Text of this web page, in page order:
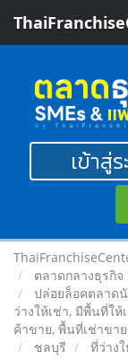
เข้าสู่
ตลาดกลางธุรกิ
ปล่อยล็อคตลาด
ว่างให้เช่า, มีพื้นที่ให้
ค้าขาย, พื้นที่เช่าขา
ชลบุรี
ที่ว่าง